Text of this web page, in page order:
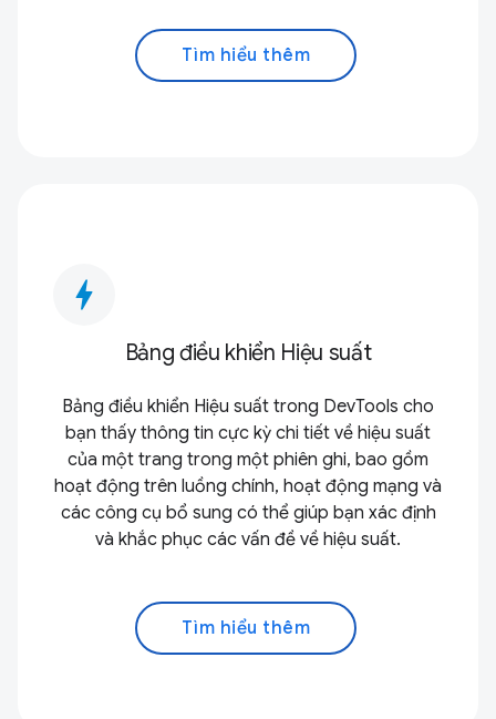
Tìm hiểu thêm
bolt
Bảng điều khiển Hiệu suất
Bảng điều khiển Hiệu suất trong DevTools cho
bạn thấy thông tin cực kỳ chi tiết về hiệu suất
của một trang trong một phiên ghi, bao gồm
hoạt động trên luồng chính, hoạt động mạng và
các công cụ bổ sung có thể giúp bạn xác định
và khắc phục các vấn đề về hiệu suất.
Tìm hiểu thêm